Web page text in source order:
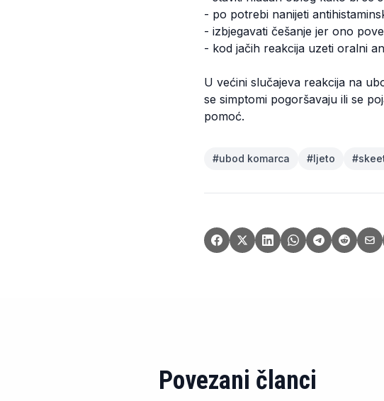
- po potrebi nanijeti
- izbjegavati češanje jer ono
- kod jačih reakcija uzeti oralni
U većini slučajeva reakcija na
se simptomi pogoršavaju ili se
pomoć.
#ubod komarca #ljeto #
Povezani članci